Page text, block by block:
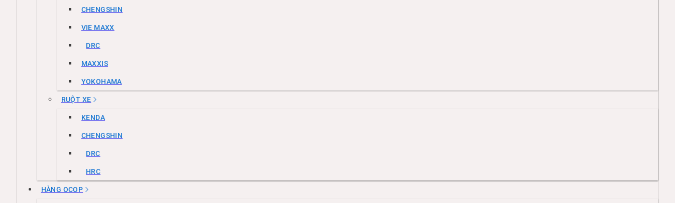
CHENGSHIN
VIE MAXX
DRC
MAXXIS
YOKOHAMA
RUỘT XE
KENDA
CHENGSHIN
DRC
HRC
HÀNG OCOP